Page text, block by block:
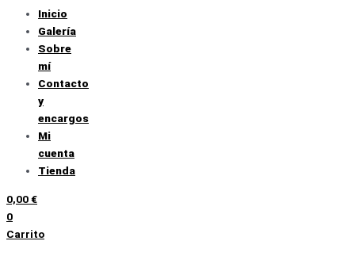
Inicio
Galería
Sobre
mí
Contacto
y
encargos
Mi
cuenta
Tienda
0,00€
0
Carrito